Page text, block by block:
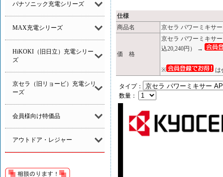
パナソニック充電シリーズ
MAX充電シリーズ
HiKOKI（旧日立）充電シリー
ズ
京セラ（旧リョービ）充電シリ
ーズ
会員様向け特価品
アウトドア・レジャー
仕様
商品名
京セラ パワーミキサ
価 格
京セラ パワーミキサ
込20,240円） →
※ は
タイプ：
数量：